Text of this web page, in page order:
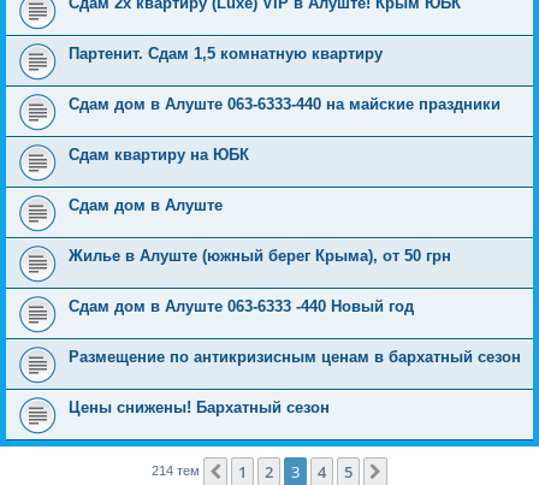
Партенит. Сдам 1,5 комнатную квартиру
Сдам дом в Алуште 063-6333-440 на майские праздники
Сдам квартиру на ЮБК
Сдам дом в Алуште
Жилье в Алуште (южный берег Крыма), от 50 грн
Сдам дом в Алуште 063-6333 -440 Новый год
Размещение по антикризисным ценам в бархатный сезон
Цены снижены! Бархатный сезон
214 тем Пред.
1 2 3 4 5